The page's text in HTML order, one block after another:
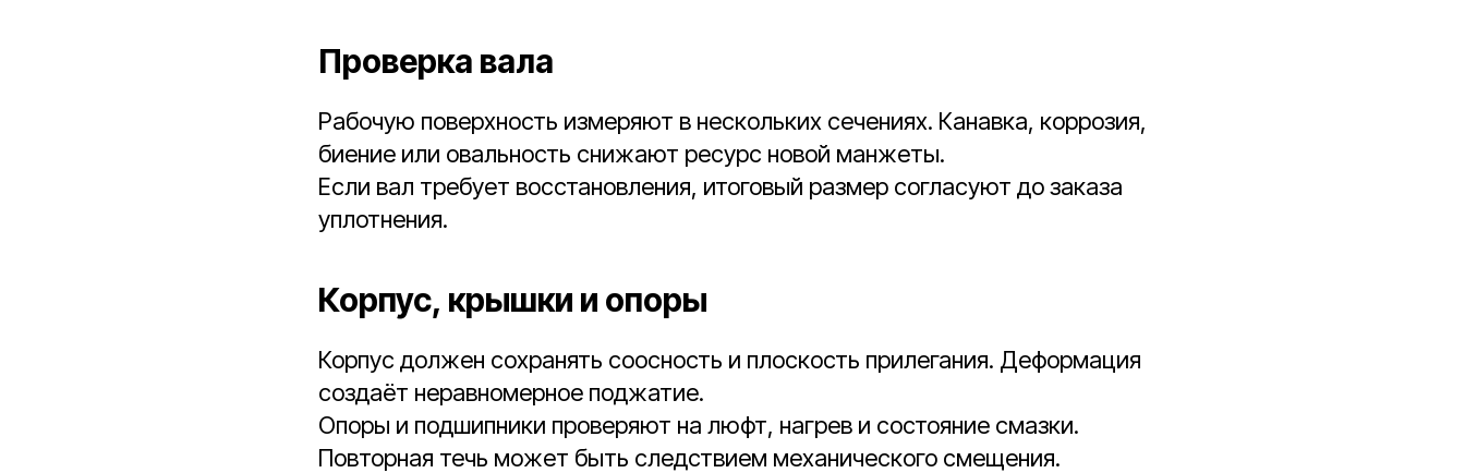
Проверка вала
Рабочую поверхность измеряют в нескольких сечениях. Канавка, коррозия,
биение или овальность снижают ресурс новой манжеты.
Если вал требует восстановления, итоговый размер согласуют до заказа
уплотнения.
Корпус, крышки и опоры
Корпус должен сохранять соосность и плоскость прилегания. Деформация
создаёт неравномерное поджатие.
Опоры и подшипники проверяют на люфт, нагрев и состояние смазки.
Повторная течь может быть следствием механического смещения.